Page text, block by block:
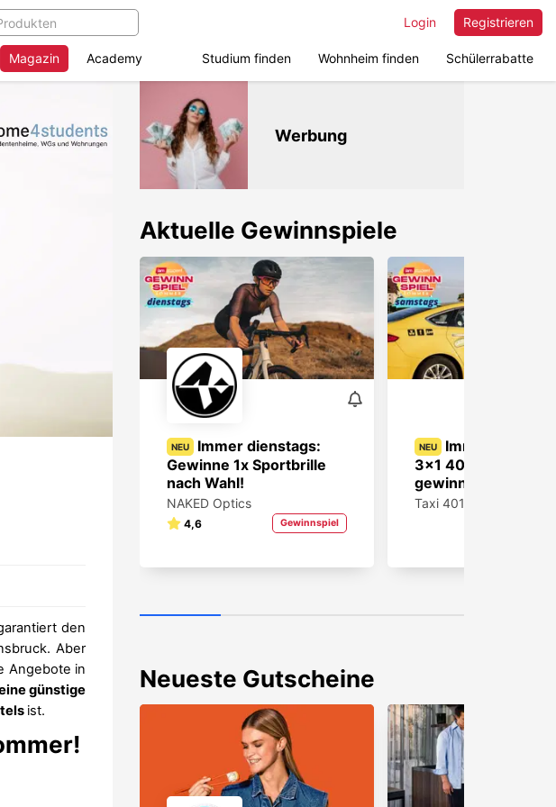
Registrieren
Login
Magazin Academy Studium finden Wohnheim finden Schülerrabatte
den
Aber
Angebote in
günstige
ist.
Werbung
Aktuelle Gewinnspiele
NEU
Immer dienstags:
Gewinne 1x Sportbrille
nach Wahl!
NAKED Optics
4,6 Gewinnspiel
NEU
Immer
3x1 40€ Taxi-
gewinnen!
Taxi 40100
Neueste Gutscheine